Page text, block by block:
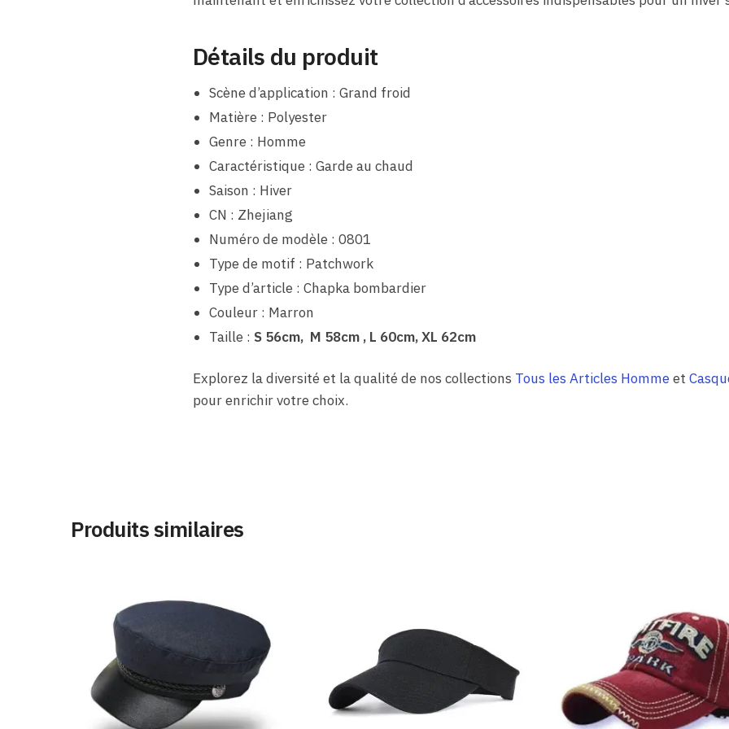
Détails du produit
Scène d’application : Grand froid
Matière : Polyester
Genre : Homme
Caractéristique : Garde au chaud
Saison : Hiver
CN : Zhejiang
Numéro de modèle : 0801
Type de motif : Patchwork
Type d’article : Chapka bombardier
Couleur : Marron
Taille : S 56cm, M 58cm , L 60cm, XL 62cm
Explorez la diversité et la qualité de nos collections Tous les Articles Hommeet
pour enrichir votre choix.
Produits similaires